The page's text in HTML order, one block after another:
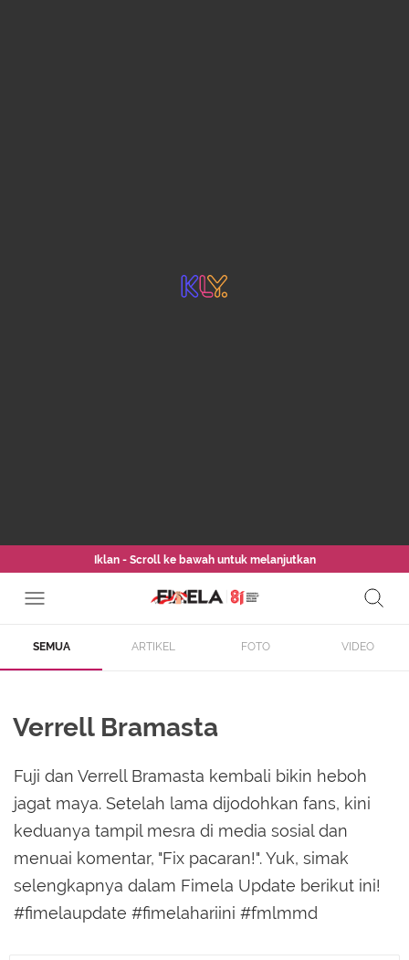
Iklan - Scroll ke bawah untuk melanjutkan
SEMUA ARTIKEL FOTO VIDEO
Verrell Bramasta
Fuji dan Verrell Bramasta kembali bikin heboh
jagat maya. Setelah lama dijodohkan fans, kini
keduanya tampil mesra di media sosial dan
menuai komentar, "Fix pacaran!". Yuk, simak
selengkapnya dalam Fimela Update berikut ini!
#fimelaupdate #fimelahariini #fmlmmd